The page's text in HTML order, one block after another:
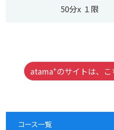
50分x １限
atama+のサイトは、こ
コース一覧